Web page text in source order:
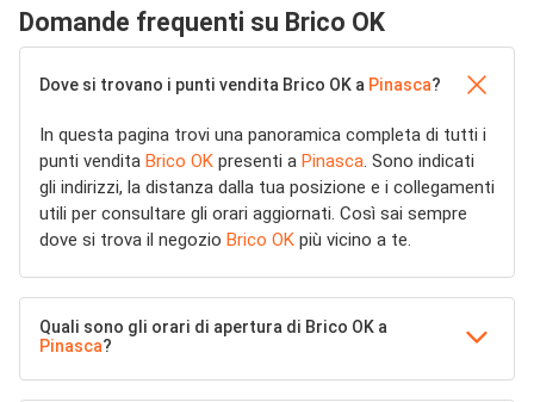
Domande frequenti su Brico OK
Dove si trovano i punti vendita Brico OK a Pinasca?
In questa pagina trovi una panoramica completa di tutti i
punti vendita Brico OK presenti a Pinasca. Sono indicati
gli indirizzi, la distanza dalla tua posizione e i collegamenti
utili per consultare gli orari aggiornati. Così sai sempre
dove si trova il negozio Brico OK più vicino a te.
Quali sono gli orari di apertura di Brico OK a
Pinasca?